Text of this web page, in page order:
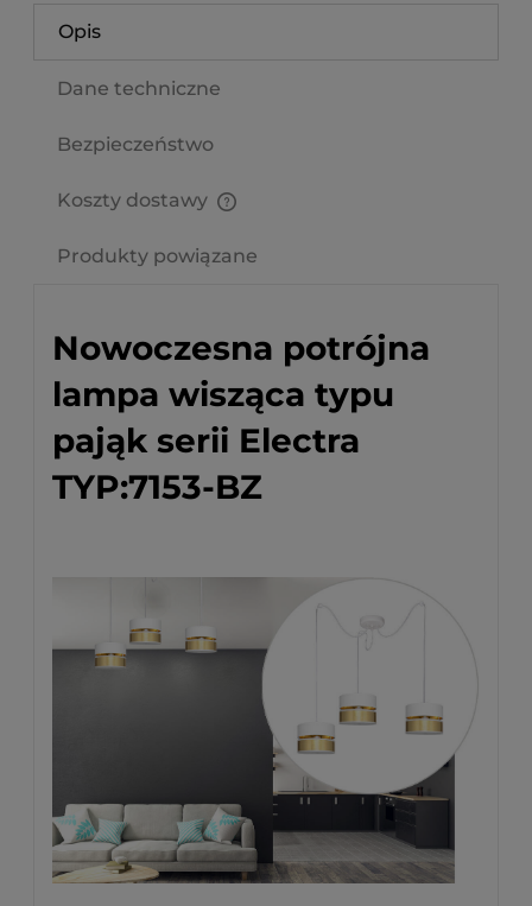
Opis
Dane techniczne
Bezpieczeństwo
Koszty dostawy
Produkty powiązane
Nowoczesna potrójna
lampa wisząca typu
pająk serii Electra
TYP:7153-BZ